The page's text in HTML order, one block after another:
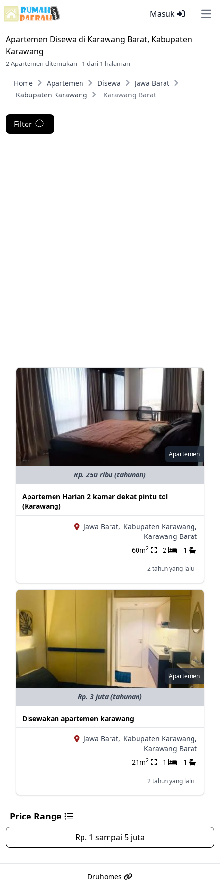
Masuk
Apartemen Disewa di Karawang Barat, Kabupaten
Karawang
2 Apartemen ditemukan - 1 dari 1 halaman
Home Apartemen Disewa
Jawa Barat
Kabupaten Karawang
Karawang Barat
Filter
Apartemen
Rp. 250 ribu (tahunan)
Apartemen Harian 2 kamar dekat pintu tol
(Karawang)
Jawa Barat, Kabupaten Karawang,
Karawang Barat
60m2 2 1
2 tahun yang lalu
Apartemen
Rp. 3 juta (tahunan)
Disewakan apartemen karawang
Jawa Barat, Kabupaten Karawang,
Karawang Barat
21m2 1 1
2 tahun yang lalu
Price Range
Rp. 1 sampai 5 juta
Druhomes